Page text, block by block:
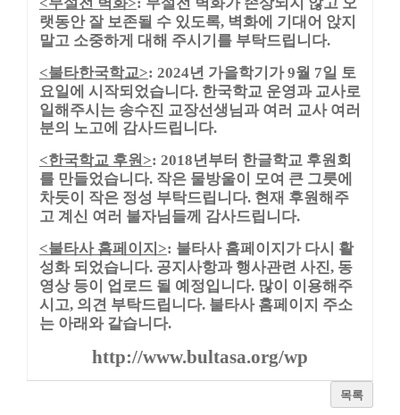
랫동안 잘 보존될 수 있도록, 벽화에 기대어 앉지
말고 소중하게 대해 주시기를 부탁드립니다.
<불타한국학교>: 2024년 가을학기가9월 7일 토
요일에 시작되었습니다. 한국학교 운영과 교사로
일해주시는 송수진 교장선생님과 여러 교사 여러
분의 노고에 감사드립니다.
<한국학교 후원>: 2018년부터 한글학교 후원회
를 만들었습니다. 작은 물방울이 모여 큰 그릇에
차듯이 작은 정성 부탁드립니다. 현재 후원해주
고 계신 여러 불자님들께 감사드립니다.
<불타사 홈페이지>: 불타사 홈페이지가 다시 활
성화 되었습니다. 공지사항과 행사관련 사진, 동
영상 등이 업로드 될 예정입니다. 많이 이용해주
시고, 의견 부탁드립니다. 불타사 홈페이지 주소
는 아래와 같습니다.
http://www.bultasa.org/wp
목록